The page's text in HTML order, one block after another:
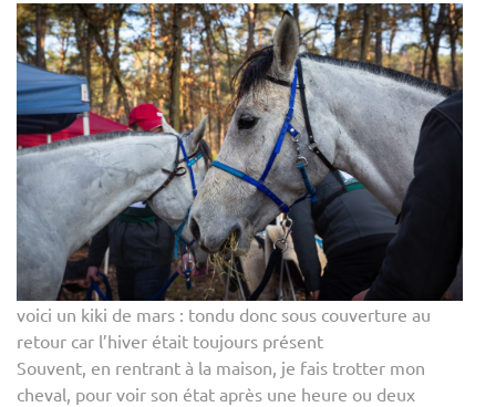
voici un kiki de mars : tondu donc sous couverture au
retour car l’hiver était toujours présent
Souvent, en rentrant à la maison, je fais trotter mon
cheval, pour voir son état après une heure ou deux